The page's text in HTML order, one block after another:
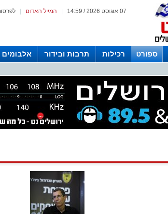
המייל האדום 07 אוגוסט 2026 / 14:59
ספורט רכילות תרבות ובידור אלבומים